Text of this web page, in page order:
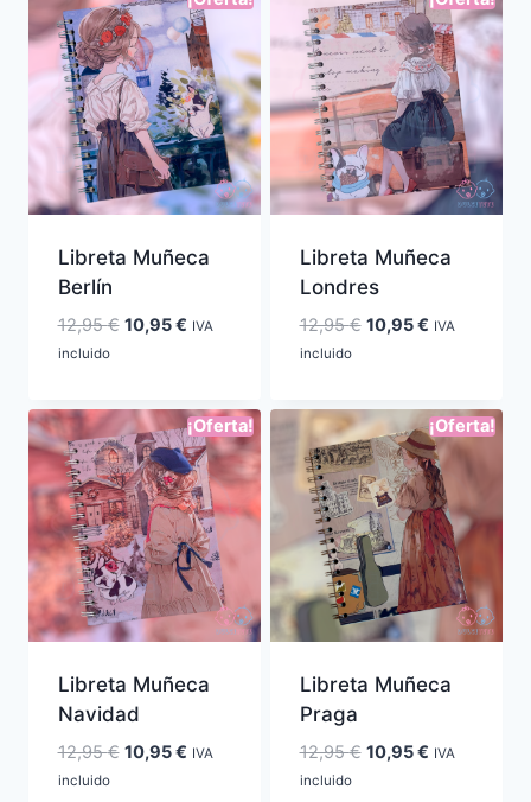
Libreta Muñeca
Berlín
12,95€ El
era:
12,95 €.
10,95€El
es:
10,95 €.
IVA
incluido
Libreta Muñeca
Londres
12,95€ El
era:
12,95 €.
10,95€El
es:
10,95 €.
IVA
incluido
¡Oferta!
Libreta Muñeca
Navidad
12,95€ El
10,95€ElIVA
incluido
¡Oferta!
Libreta Muñeca
Praga
12,95€ El
10,95€ElIVA
incluido